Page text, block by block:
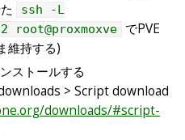
ssh -L
root@proxmoxve
でPVE
維持する)
ストールする
> Script download
downloads/#script-